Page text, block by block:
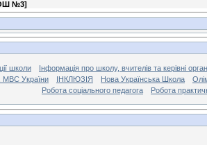
№3]
школи
Інформація про школу, вчителів та керівні
МВС України
ІНКЛЮЗІЯ Нова Українська Школа
Робота соціального педагога
Робота